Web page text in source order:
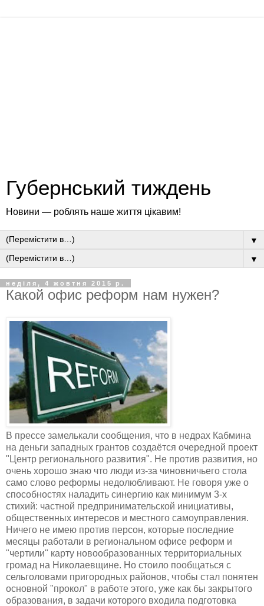
Губернський тиждень
Новини — роблять наше життя цікавим!
▼
▼
неділя, 4 жовтня 2015 р.
Какой офис реформ нам нужен?
В прессе замелькали сообщения, что в недрах Кабмина
на деньги западных грантов создаётся очередной проект
"Центр регионального развития". Не против развития, но
очень хорошо знаю что люди из-за чиновничьего стола
само слово реформы недолюбливают. Не говоря уже о
способностях наладить синергию как минимум 3-х
стихий: частной предпринимательской инициативы,
общественных интересов и местного самоуправления.
Ничего не имею против персон, которые последние
месяцы работали в региональном офисе реформ и
"чертили" карту новообразованных территориальных
громад на Николаевщине. Но стоило пообщаться с
сельголовами пригородных районов, чтобы стал понятен
основной "прокол" в работе этого, уже как бы закрытого
образования, в задачи которого входила подготовка